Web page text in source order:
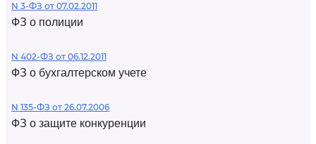
N 3-ФЗ от 07.02.2011
ФЗ о полиции
N 402-ФЗ от 06.12.2011
ФЗ о бухгалтерском учете
N 135-ФЗ от 26.07.2006
ФЗ о защите конкуренции